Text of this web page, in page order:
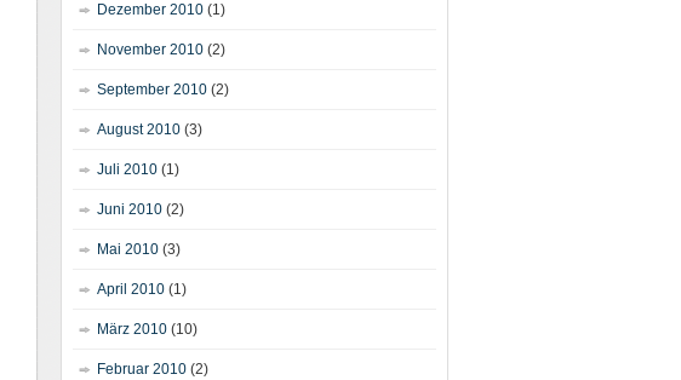
Dezember 2010 (1)
November 2010 (2)
September 2010 (2)
August 2010 (3)
Juli 2010 (1)
Juni 2010 (2)
Mai 2010 (3)
April 2010 (1)
März 2010 (10)
Februar 2010 (2)